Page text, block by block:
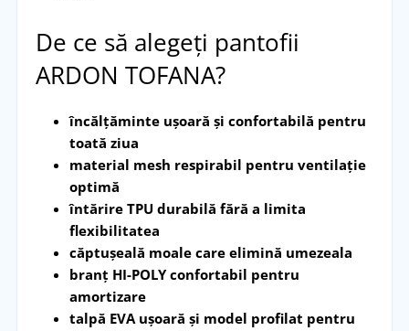
De ce să alegeți pantofii
ARDON TOFANA?
încălțăminte ușoară și confortabilă pentru
toată ziua
material mesh respirabil pentru ventilație
optimă
întărire TPU durabilă fără a limita
flexibilitatea
căptușeală moale care elimină umezeala
branț HI-POLY confortabil pentru
amortizare
talpă EVA ușoară și model profilat pentru